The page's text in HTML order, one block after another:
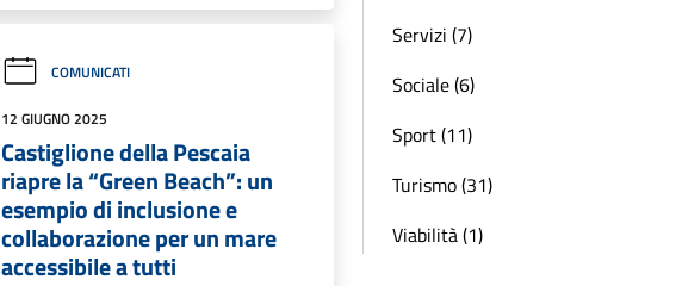
COMUNICATI
12 GIUGNO 2025
Castiglione della Pescaia
riapre la “Green Beach”: un
esempio di inclusione e
collaborazione per un mare
accessibile a tutti
Servizi (7)
Sociale (6)
Sport (11)
Turismo (31)
Viabilità (1)